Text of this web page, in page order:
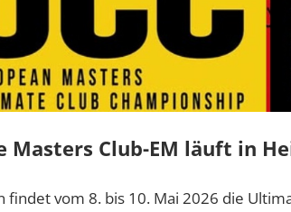
Masters Club-EM läuft in
findet vom 8. bis 10. Mai 2026 die